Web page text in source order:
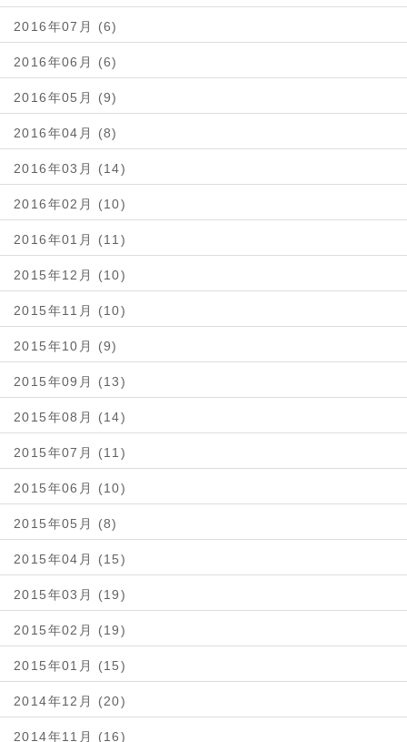
2016年07月 (6)
2016年06月 (6)
2016年05月 (9)
2016年04月 (8)
2016年03月 (14)
2016年02月 (10)
2016年01月 (11)
2015年12月 (10)
2015年11月 (10)
2015年10月 (9)
2015年09月 (13)
2015年08月 (14)
2015年07月 (11)
2015年06月 (10)
2015年05月 (8)
2015年04月 (15)
2015年03月 (19)
2015年02月 (19)
2015年01月 (15)
2014年12月 (20)
2014年11月 (16)